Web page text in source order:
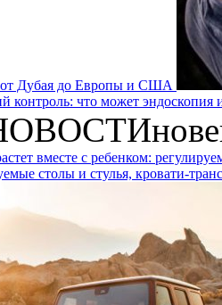
от Дубая до Европы и США
что может эндоскопия
столы и стулья, кровати-